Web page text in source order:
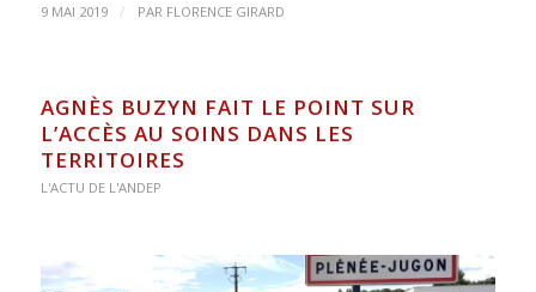
9 MAI 2019 / PAR FLORENCE GIRARD
AGNÈS BUZYN FAIT LE POINT SUR
L’ACCÈS AU SOINS DANS LES
TERRITOIRES
L'ACTU DE L'ANDEP